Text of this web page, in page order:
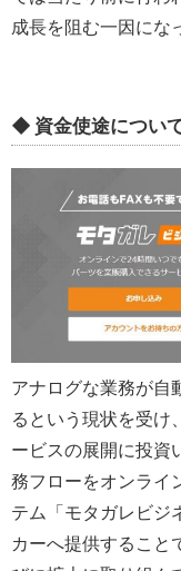
成長を阻む一因にな
◆ 資金使途につい
アナログな業務が自
るという現状を受け
ービスの展開に投資
務フローをオンライ
テム「モタガレビジ
カーへ提供すること